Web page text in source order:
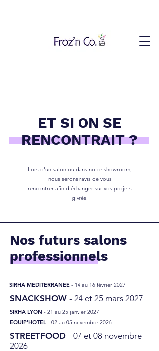
ET SI ON SE
RENCONTRAIT ?
Lors d'un salon ou dans notre showroom,
nous serons ravis de vous
rencontrer afin d'échanger sur vos projets
givrés.
Nos futurs salons
professionnels
SIRHA MEDITERRANEE - 14 au 16 février 2027
SNACKSHOW - 24 et 25 mars 2027
SIRHA LYON - 21 au 25 janvier 2027
EQUIP'HOTEL - 02 au 05 novembre 2026
STREETFOOD - 07 et 08 novembre
2026